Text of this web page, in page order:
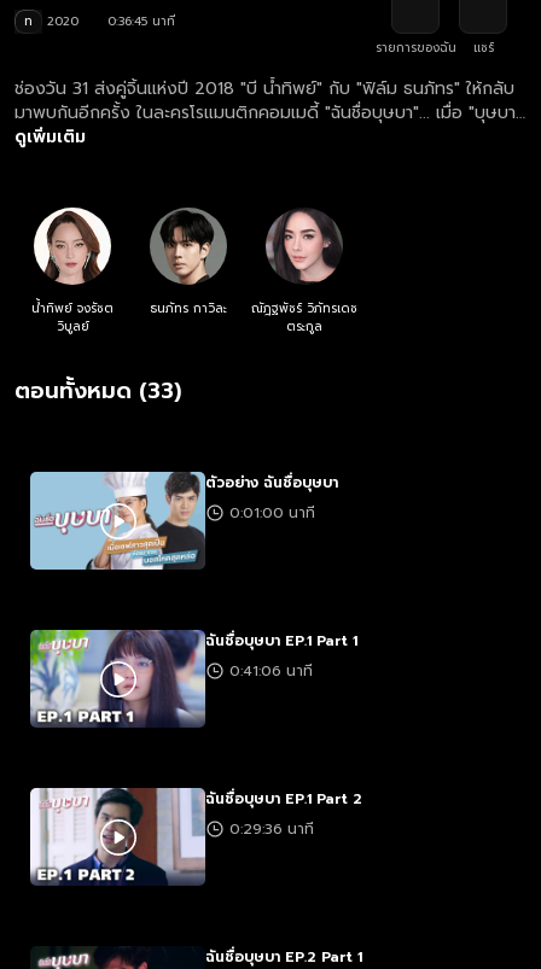
ท 2020
0:36:45 นาที
รายการของฉัน
แชร์
ช่องวัน 31 ส่งคู่จิ้นแห่งปี 2018 "บี น้ำทิพย์" กับ "ฟิล์ม ธนภัทร" ให้กลับ
มาพบกันอีกครั้ง ในละครโรแมนติกคอมเมดี้ "ฉันชื่อบุษบา"... เมื่อ "บุษบา"
เชฟสาวผู้ไม่ LUCKY ทั้ง IN LOVE และ IN GAME บังเอิญพบกับนักธุรกิจ
รับบท "แฟนกำมะลอ"
ดูเพิ่มเติม
น้ำทิพย์ จงรัชต
วิบูลย์
ธนภัทร กาวิละ
ณัฎฐพัชร์ วิภัทรเดช
ตระกูล
ตอนทั้งหมด (33)
ตัวอย่าง ฉันชื่อบุษบา
0:01:00 นาที
ฉันชื่อบุษบา EP.1 Part 1
0:41:06 นาที
ฉันชื่อบุษบา EP.1 Part 2
0:29:36 นาที
ฉันชื่อบุษบา EP.2 Part 1